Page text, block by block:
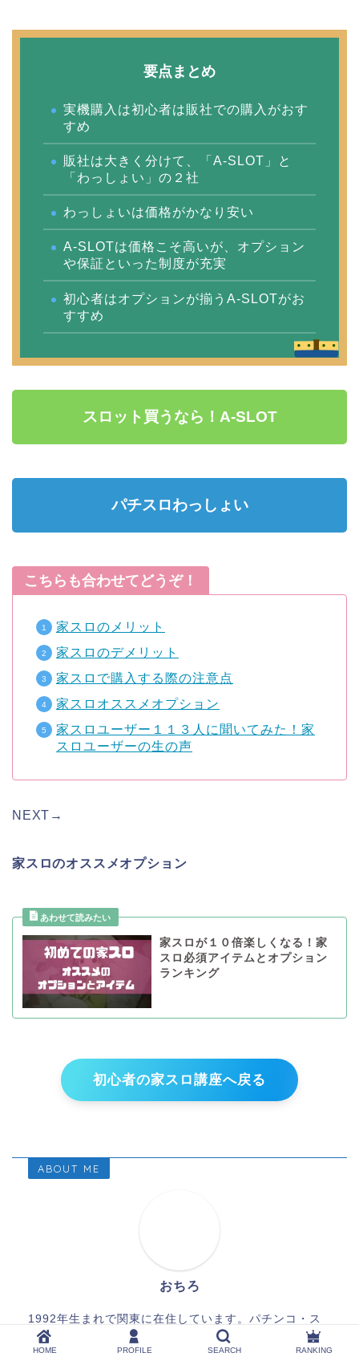
要点まとめ
実機購入は初心者は販社での購入がおす
すめ
販社は大きく分けて、「A-SLOT」と
「わっしょい」の２社
わっしょいは価格がかなり安い
A-SLOTは価格こそ高いが、オプション
や保証といった制度が充実
初心者はオプションが揃うA-SLOTがお
すすめ
スロット買うなら！A-SLOT
パチスロわっしょい
こちらも合わせてどうぞ！
家スロのメリット
家スロのデメリット
家スロで購入する際の注意点
家スロオススメオプション
家スロユーザー１１３人に聞いてみた！家
スロユーザーの生の声
NEXT→
家スロのオススメオプション
家スロが１０倍楽しくなる！家
スロ必須アイテムとオプション
ランキング
初心者の家スロ講座へ戻る
ABOUT ME
おちろ
1992年生まれで関東に在住しています。パチンコ・ス
ロットで楽しむことをメインに伝えたいと思いブログを
作りました。
詳しいプロフィールはこちら
HOME PROFILE SEARCH RANKING